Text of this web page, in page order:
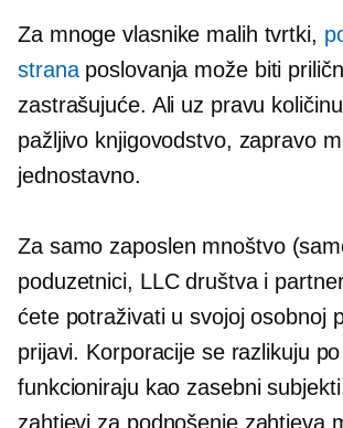
Za mnoge vlasnike malih tvrtki,
stranaposlovanja može biti
zastrašujuće. Ali uz pravu
pažljivo knjigovodstvo, zapravo
jednostavno.
Za samo zaposlen mnoštvo
poduzetnici, LLC društva i
ćete potraživati ​​u svojoj osobnoj
prijavi. Korporacije se razlikuju
funkcioniraju kao zasebni
zahtjevi za podnošenje zahtjeva